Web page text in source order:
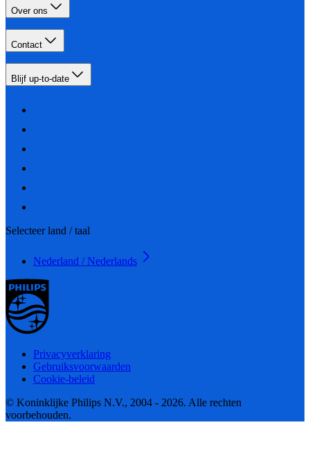
Over ons
Contact
Blijf up-to-date
Selecteer land / taal
Nederland / Nederlands
Privacyverklaring
Gebruiksvoorwaarden
Cookie-beleid
© Koninklijke Philips N.V., 2004 - 2026. Alle rechten
voorbehouden.